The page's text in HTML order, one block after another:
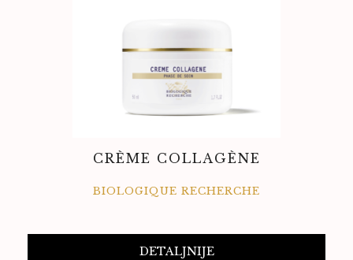
CRÈME COLLAGÈNE
BIOLOGIQUE RECHERCHE
DETALJNIJE